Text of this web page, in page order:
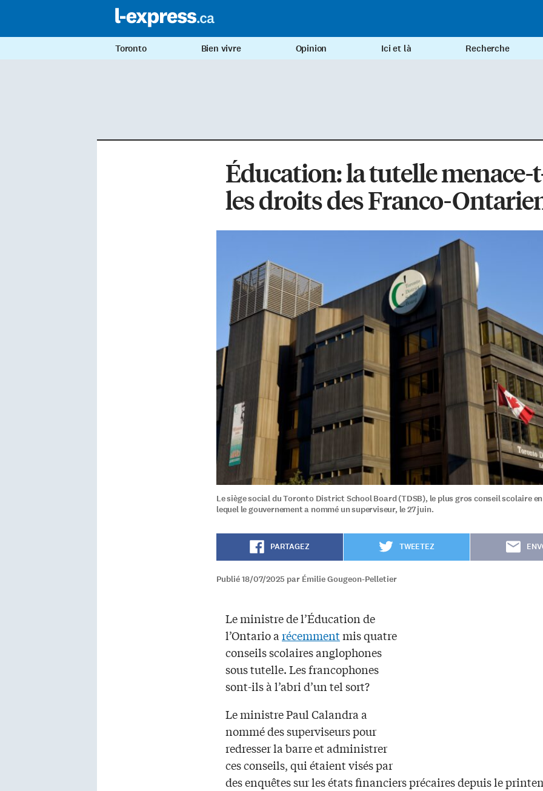
Toronto Bien vivre Opinion Ici et là Recherche
Éducation: la tutelle menace-
les droits des Franco-
Le siège social du Toronto District School Board (TDSB), le plus gros conseil scolaire
lequel le gouvernement a nommé un superviseur, le 27 juin.
PARTAGEZ TWEETEZ
Publié 18/07/2025 par Émilie Gougeon-Pelletier
Le ministre de l’Éducation de
l’Ontario arécemmentmis quatre
conseils scolaires anglophones
sous tutelle. Les francophones
sont-ils à l’abri d’un tel sort?
Le ministre Paul Calandra a
nommé des superviseurs pour
redresser la barre et administrer
ces conseils, qui étaient visés par
des enquêtes sur les états financiers précaires depuis le